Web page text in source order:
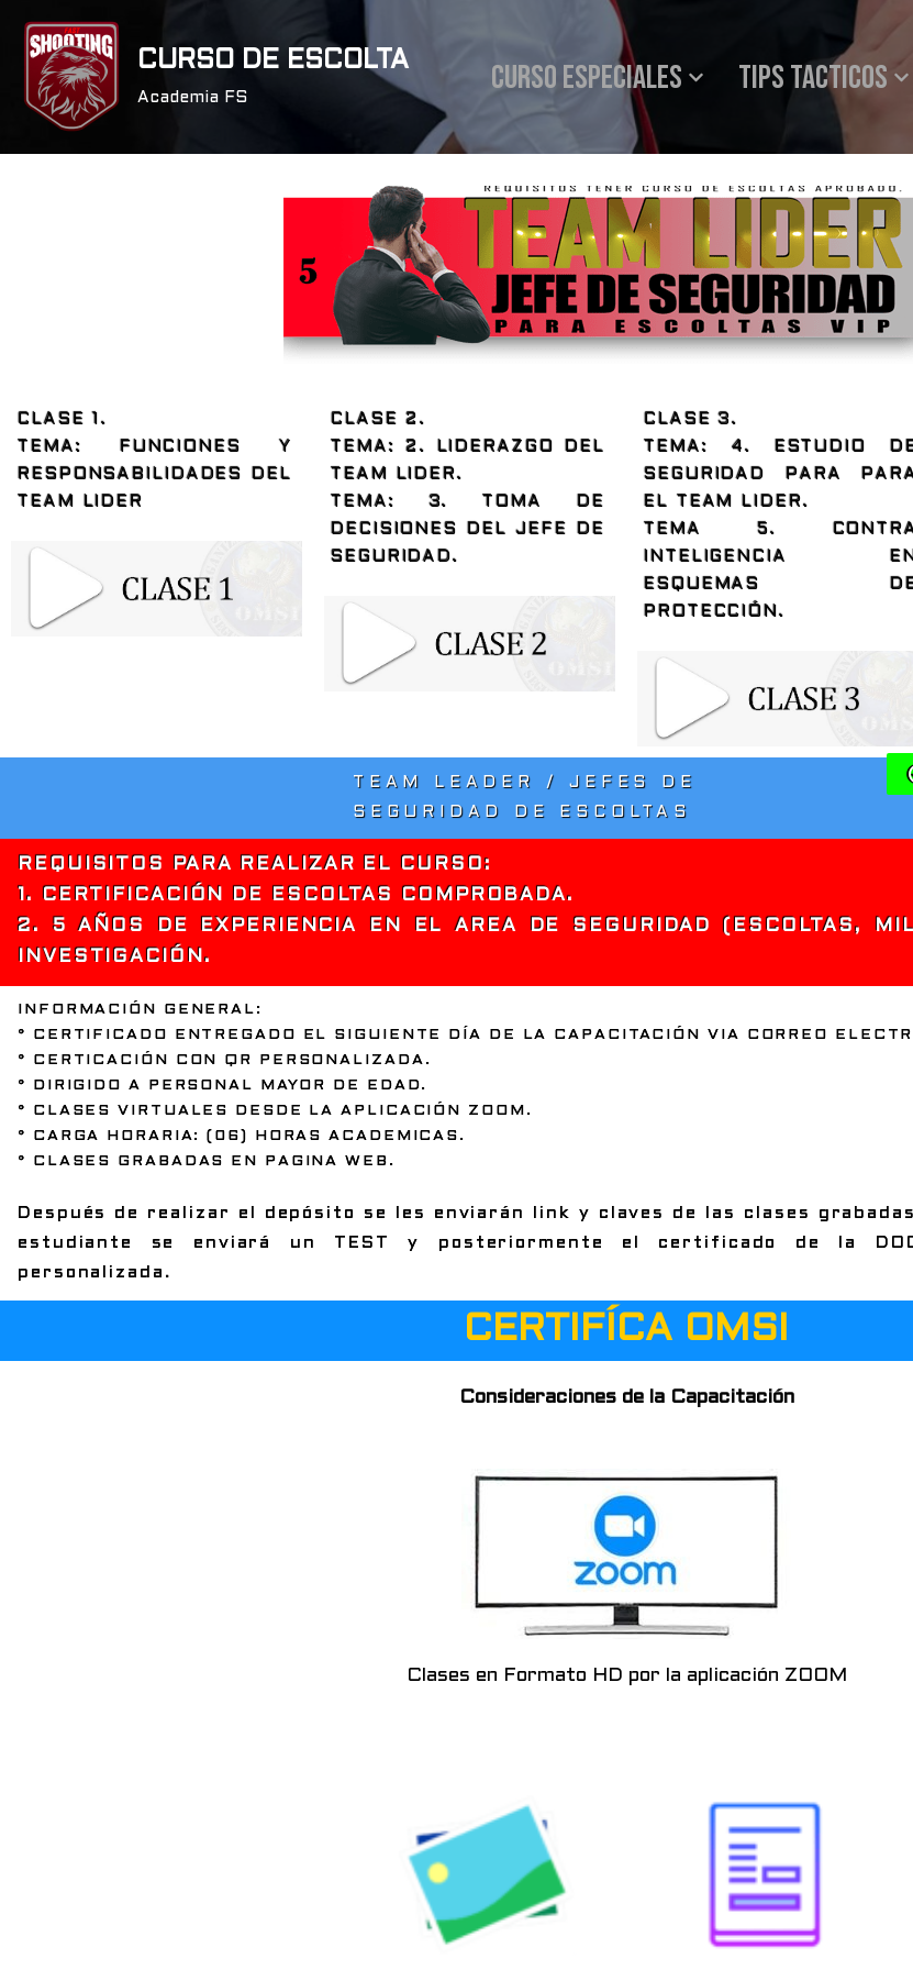
Saltar
contenido
CURSO DE ESCOLTA
Academia FS
Curso especiales Tips tacticos
CLASE 1.
TEMA: FUNCIONES Y
RESPONSABILIDADES DEL
TEAM LIDER
CLASE 2.
TEMA: 2. LIDERAZGO DEL
TEAM LIDER.
TEMA: 3. TOMA DE
DECISIONES DEL JEFE DE
SEGURIDAD.
CLASE 3.
TEMA: 4. ESTUDIO
SEGURIDAD PARA
EL TEAM LIDER.
TEMA 5.
INTELIGENCIA EN
ESQUEMAS
PROTECCIÓN.
TEAM LEADER / JEFES DE
SEGURIDAD DE ESCOLTAS
REQUISITOS PARA REALIZAR EL CURSO:
1. CERTIFICACIÓN DE ESCOLTAS COMPROBADA.
2. 5 AÑOS DE EXPERIENCIA EN EL AREA DE SEGURIDAD (ESCOLTAS,
INVESTIGACIÓN.
INFORMACIÓN GENERAL:
° CERTIFICADO ENTREGADO EL SIGUIENTE DÍA DE LA CAPACITACIÓN VIA CORREO
° CERTICACIÓN CON QR PERSONALIZADA.
° DIRIGIDO A PERSONAL MAYOR DE EDAD.
° CLASES VIRTUALES DESDE LA APLICACIÓN ZOOM.
° CARGA HORARIA: (06) HORAS ACADEMICAS.
° CLASES GRABADAS EN PAGINA WEB.
Después de realizar el depósito se les enviarán link y claves de las clases
estudiante se enviará un TEST y posteriormente el certificado de la
personalizada.
CERTIFÍCA OMSI
Consideraciones de la Capacitación
Clases en Formato HD por la aplicación ZOOM